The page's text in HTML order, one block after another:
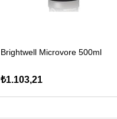
Brightwell Microvore 500ml
₺1.103,21